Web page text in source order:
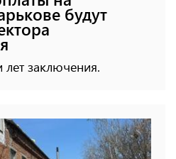
будут
заключения.